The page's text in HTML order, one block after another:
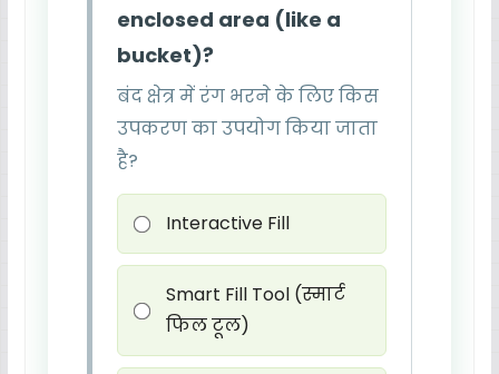
enclosed area (like a
bucket)?
बंद क्षेत्र में रंग भरने के लिए किस
उपकरण का उपयोग किया जाता
है?
Interactive Fill
Smart Fill Tool (स्मार्ट
फिल टूल)